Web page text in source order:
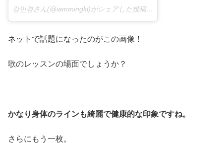
강민경さん(@iammingki)がシェアした投稿 –
ネットで話題になったのがこの画像！
歌のレッスンの場面でしょうか？
かなり身体のラインも綺麗で健康的な印象ですね。
さらにもう一枚。